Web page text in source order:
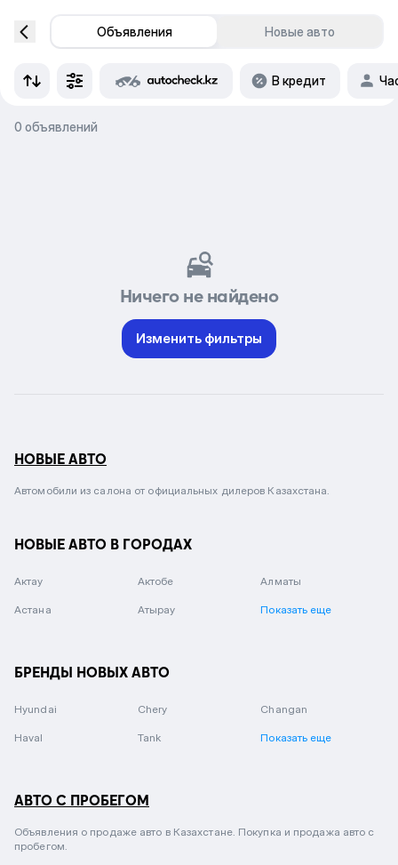
Объявления Новые авто
В кредит
0 объявлений
Ничего не найдено
Изменить фильтры
НОВЫЕ АВТО
Автомобили из салона от официальных дилеров Казахстана.
НОВЫЕ АВТО В ГОРОДАХ
Актау Актобе Алматы
Астана Атырау Показать еще
БРЕНДЫ НОВЫХ АВТО
Hyundai Chery Changan
Haval Tank Показать еще
АВТО С ПРОБЕГОМ
Объявления о продаже авто в Казахстане. Покупка и продажа авто с
пробегом.